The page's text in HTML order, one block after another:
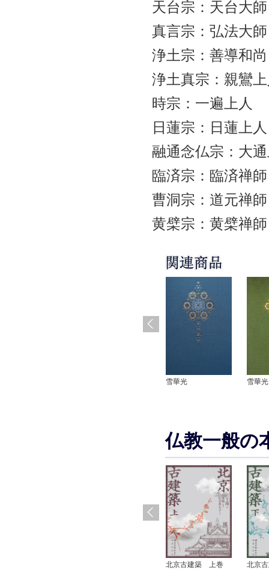
天台宗：天台大
真言宗：弘法大
浄土宗：善導和
浄土真宗：親鸞
時宗：一遍上人
日蓮宗：日蓮上人
融通念仏宗：大
臨済宗：臨済禅師
曹洞宗：道元禅師
黄檗宗：黄檗禅
雪華光 雪華光
仏教一般の
北京古建築 上巻 北京